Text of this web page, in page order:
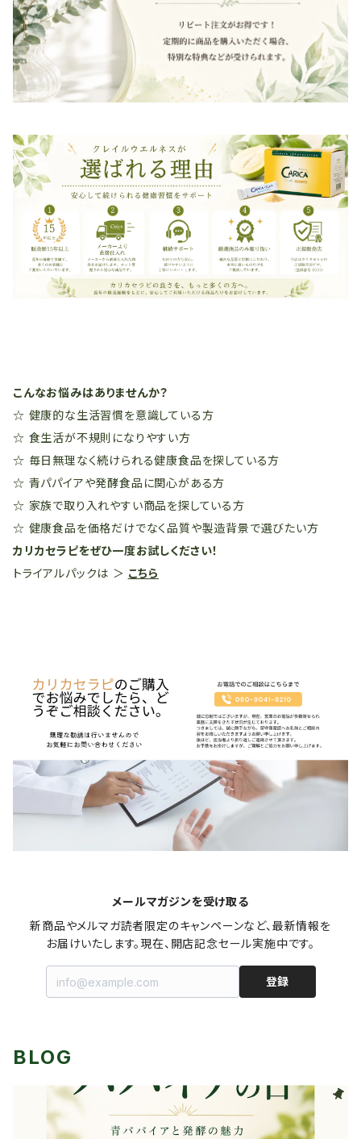
こんなお悩みはありませんか？
☆ 健康的な生活習慣を意識している方
☆ 食生活が不規則になりやすい方
☆ 毎日無理なく続けられる健康食品を探している方
☆ 青パパイアや発酵食品に関心がある方
☆ 家族で取り入れやすい商品を探している方
☆ 健康食品を価格だけでなく品質や製造背景で選びたい方
カリカセラピをぜひ一度お試しください！
トライアルパックは ＞ こちら
メールマガジンを受け取る
新商品やメルマガ読者限定のキャンペーンなど、最新情報を
お届けいたします。現在、開店記念セール実施中です。
登録
BLOG